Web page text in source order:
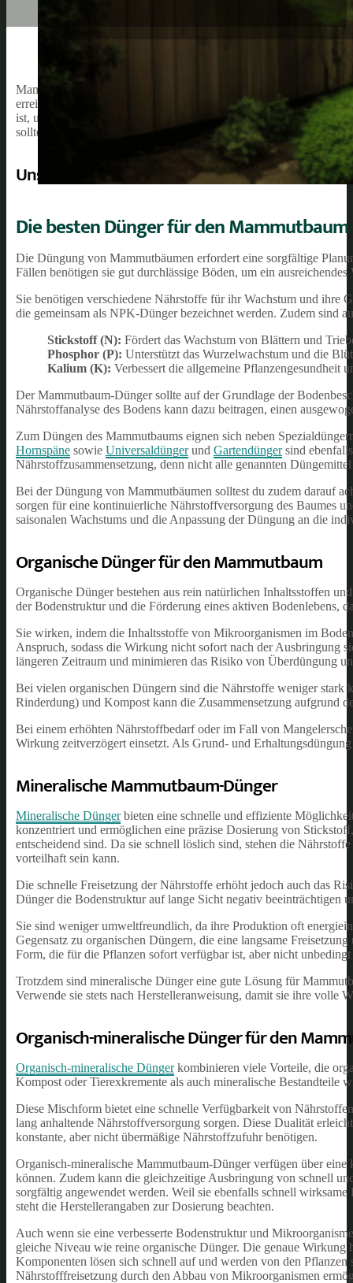
Mammutbäume, auch bekannt als Sequoias oder Redwoods, sind
erreichen. Gartenenthusiasten, die das Glück haben, einen
ist, um das Wachstum und die Gesundheit des Baumes zu
sollte er regelmäßig mit einem Mammutbaum-Dünger gedüngt
Unsere Empfehlung:
Die besten Dünger für den Mammutbaum
Die Düngung von Mammutbäumen erfordert eine sorgfältige
Fällen benötigen sie gut durchlässige Böden, um ein
Sie benötigen verschiedene Nährstoffe für ihr Wachstum und
die gemeinsam als NPK-Dünger bezeichnet werden. Zudem sind
Stickstoff (N): Fördert das Wachstum von Blättern und
Phosphor (P): Unterstützt das Wurzelwachstum und die
Kalium (K): Verbessert die allgemeine Pflanzengesundheit
Der Mammutbaum-Dünger sollte auf der Grundlage der
Nährstoffanalyse des Bodens kann dazu beitragen, einen
Zum Düngen des Mammutbaums eignen sich neben
Hornspäne sowie Universaldüngerund Gartendüngersind
Nährstoffzusammensetzung, denn nicht alle genannten
Bei der Düngung von Mammutbäumen solltest du zudem darauf
sorgen für eine kontinuierliche Nährstoffversorgung des Baumes
saisonalen Wachstums und die Anpassung der Düngung an die
Organische Dünger für den Mammutbaum
Organische Dünger bestehen aus rein natürlichen Inhaltsstoffen
der Bodenstruktur und die Förderung eines aktiven Bodenlebens,
Sie wirken, indem die Inhaltsstoffe von Mikroorganismen im
Anspruch, sodass die Wirkung nicht sofort nach der Ausbringung
längeren Zeitraum und minimieren das Risiko von Überdüngung
Bei vielen organischen Düngern sind die Nährstoffe weniger
Rinderdung) und Kompost kann die Zusammensetzung aufgrund
Bei einem erhöhten Nährstoffbedarf oder im Fall von
Wirkung zeitverzögert einsetzt. Als Grund- und
Mineralische Mammutbaum-Dünger
Mineralische Düngerbieten eine schnelle und effiziente
konzentriert und ermöglichen eine präzise Dosierung von
entscheidend sind. Da sie schnell löslich sind, stehen die
vorteilhaft sein kann.
Die schnelle Freisetzung der Nährstoffe erhöht jedoch auch das
Dünger die Bodenstruktur auf lange Sicht negativ beeinträchtigen
Sie sind weniger umweltfreundlich, da ihre Produktion oft
Gegensatz zu organischen Düngern, die eine langsame
Form, die für die Pflanzen sofort verfügbar ist, aber nicht
Trotzdem sind mineralische Dünger eine gute Lösung für
Verwende sie stets nach Herstelleranweisung, damit sie ihre volle
Organisch-mineralische Dünger für den
Organisch-mineralische Düngerkombinieren viele Vorteile, die
Kompost oder Tierexkremente als auch mineralische
Diese Mischform bietet eine schnelle Verfügbarkeit von
lang anhaltende Nährstoffversorgung sorgen. Diese Dualität
konstante, aber nicht übermäßige Nährstoffzufuhr benötigen.
Organisch-mineralische Mammutbaum-Dünger verfügen über
können. Zudem kann die gleichzeitige Ausbringung von schnell
sorgfältig angewendet werden. Weil sie ebenfalls schnell
steht die Herstellerangaben zur Dosierung beachten.
Auch wenn sie eine verbesserte Bodenstruktur und
gleiche Niveau wie reine organische Dünger. Die genaue Wirkung
Komponenten lösen sich schnell auf und werden von den
Nährstofffreisetzung durch den Abbau von Mikroorganismen